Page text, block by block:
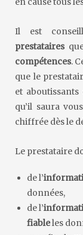
Il est
prestataires
compétences.
que le
et
qu’il saura
chiffrée dès le
Le prestataire
de l’
données,
de l’
fiableles